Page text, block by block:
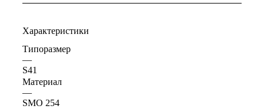
Характеристики
Типоразмер
—
S41
Материал
—
SMO 254